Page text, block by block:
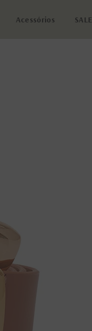
Acessórios SALE